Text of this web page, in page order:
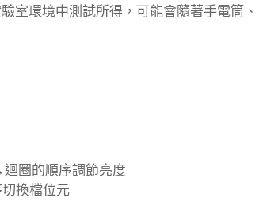
室環境中測試所得，可能會隨著手電筒、
圈的順序調節亮度
換檔位元